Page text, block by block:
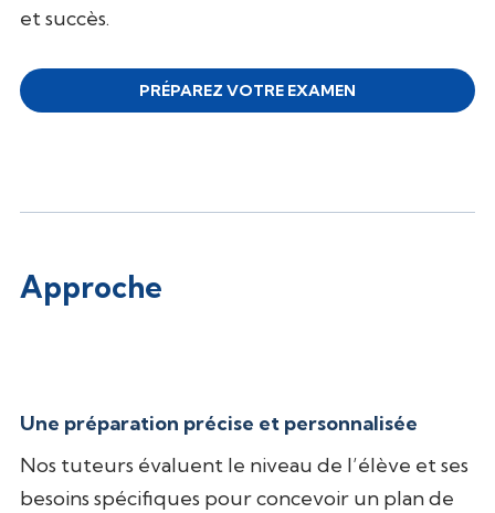
et succès.
PRÉPAREZ VOTRE EXAMEN
Approche
Une préparation précise et personnalisée
Nos tuteurs évaluent le niveau de l’élève et ses
besoins spécifiques pour concevoir un plan de